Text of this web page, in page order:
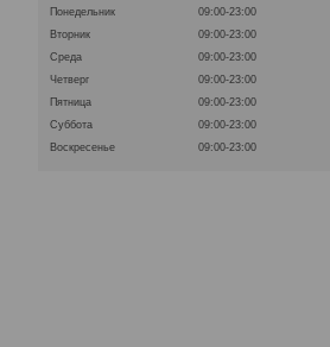
Понедельник
09:00-23:00
Вторник
09:00-23:00
Среда
09:00-23:00
Четверг
09:00-23:00
Пятница
09:00-23:00
Суббота
09:00-23:00
Воскресенье
09:00-23:00